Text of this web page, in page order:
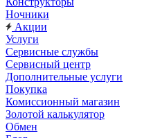
Ночники
Акции
Услуги
Сервисные службы
Сервисный центр
Дополнительные услуги
Покупка
Комиссионный магазин
Золотой калькулятор
Обмен